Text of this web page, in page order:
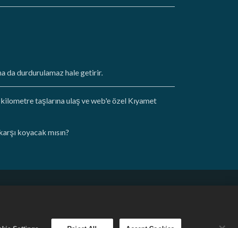
da durdurulamaz hale getirir.
taşlarına ulaş ve web'e özel Kıyamet
koyacak mısın?